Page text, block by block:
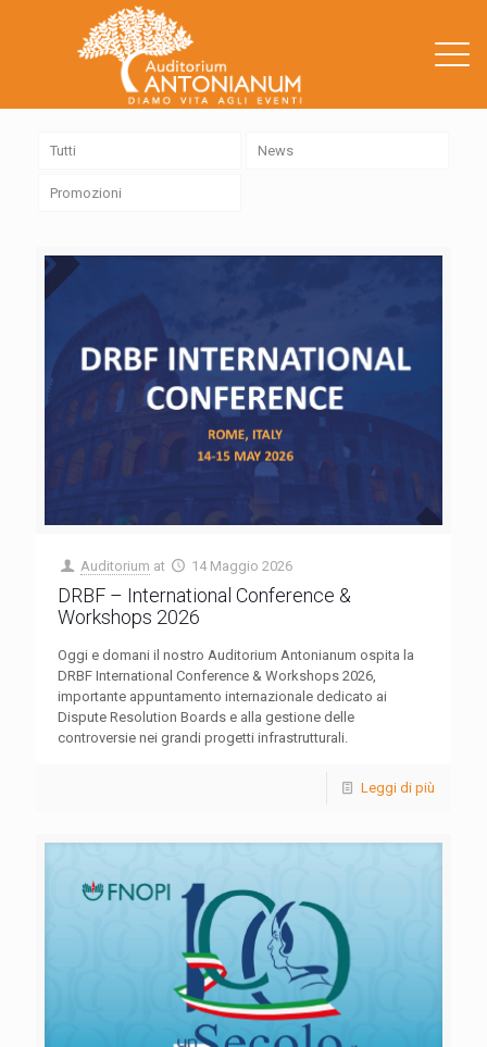
Tutti News
Promozioni
Auditorium at 14 Maggio 2026
DRBF – International Conference &
Workshops 2026
Oggi e domani il nostro Auditorium Antonianum ospita la
DRBF International Conference & Workshops 2026,
importante appuntamento internazionale dedicato ai
Dispute Resolution Boards e alla gestione delle
controversie nei grandi progetti infrastrutturali.
Leggi di più